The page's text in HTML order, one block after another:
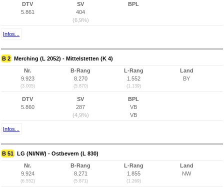
DTV
5.861
SV
404
(6,9%)
BPL
Infos...
B 2 Merching (L 2052) - Mittelstetten (K 4)
Nr.
9.923
(3.005)
B-Rang
8.270
(5.870)
L-Rang
1.552
(1.139)
Land
BY
DTV
5.860
SV
287
(4,9%)
BPL
VB
VB
Infos...
B 51 LG (NI/NW) - Ostbevern (L 830)
Nr.
9.924
(6.552)
B-Rang
8.271
(5.871)
L-Rang
1.855
(1.269)
Land
NW